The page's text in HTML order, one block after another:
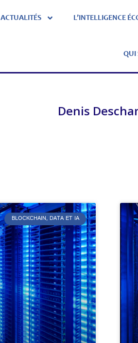
ACTUALITÉS L’INTELLIGENCE
QUI
Denis
BLOCKCHAIN, DATA ET IA